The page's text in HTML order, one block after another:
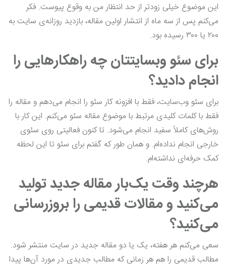
این موضوع خیلی زودتر از حد انتظار من به وقوع پیوست. فکر
می‌کنم پس از سه ماه از انتشار اولین مقاله، بازدید روزانه‌ی سایت به
۲۰۰ یا ۳۰۰ رسیده بود.
برای سئو وبسایتتان چه راهکارهایی را
انجام دادید؟
برای سئو وب‌سایت، فقط با افزونه کار سئو را انجام می‌دهم و مقاله را
فقط با کلمات کلیدی مرتبط با موضوع مقاله سئو می‌کنم. این کار با
روش‌های کاملاً سفید انجام می‌شود. تا کنون فعالیتی روی سئوی
خارجی انجام نداده‌ام. و همان طور که گفتم برای سئو تا این لحظه
کمک حرفه‌ای نداشته‌ام.
هرچند وقت یک‌بار مقاله جدید تولید
می‌کنید و مقالات قدیمی را بروزرسانی
می‌کنید؟
سعی می‌کنم هر هفته، یک یا دو مقاله جدید در سایت منتشر شود.
مطالب قدیمی را هم هر زمانی که مطالب جدیدی در مورد آن‌ها پیدا